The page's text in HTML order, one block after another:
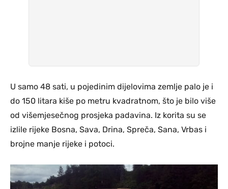
U samo 48 sati, u pojedinim dijelovima zemlje palo je i
do 150 litara kiše po metru kvadratnom, što je bilo više
od višemjesečnog prosjeka padavina. Iz korita su se
izlile rijeke Bosna, Sava, Drina, Spreča, Sana, Vrbas i
brojne manje rijeke i potoci.